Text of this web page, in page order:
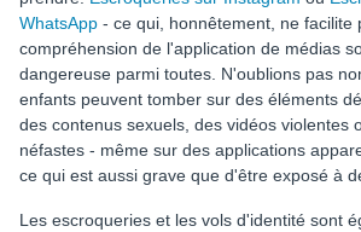
WhatsApp - ce qui, honnêtement, ne facilite
compréhension de l'application de médias
dangereuse parmi toutes. N'oublions pas
enfants peuvent tomber sur des éléments
des contenus sexuels, des vidéos violentes
néfastes - même sur des applications
ce qui est aussi grave que d'être exposé à
Les escroqueries et les vols d'identité sont